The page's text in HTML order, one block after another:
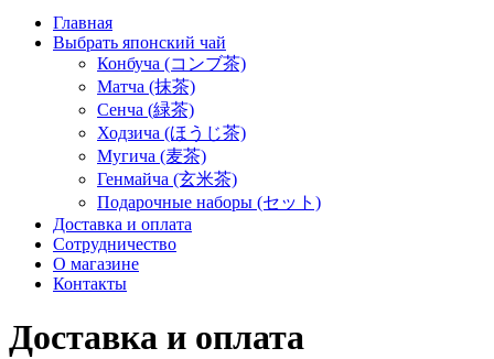
Главная
Выбрать японский чай
Конбуча (コンブ茶)
Матча (抹茶)
Сенча (緑茶)
Ходзича (ほうじ茶)
Мугича (麦茶)
Генмайча (玄米茶)
Подарочные наборы (セット)
Доставка и оплата
Сотрудничество
О магазине
Контакты
Доставка и оплата